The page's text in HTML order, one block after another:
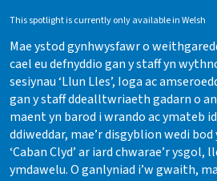
This spotlight is currently only available in Welsh
Mae ystod gynhwysfawr o
cael eu defnyddio gan y staff yn
sesiynau ‘Llun Lles’, Ioga ac
gan y staff ddealltwriaeth gadarn o
maent yn barod i wrando ac ymateb
ddiweddar, mae’r disgyblion wedi
‘Caban Clyd’ ar iard chwarae’r
ymdawelu. O ganlyniad i’w gwaith,